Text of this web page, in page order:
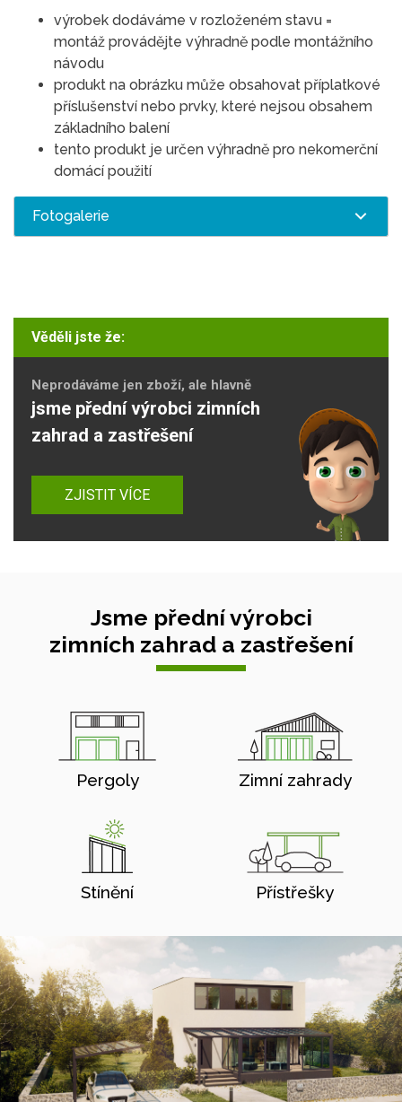
výrobek dodáváme v rozloženém stavu =
montáž provádějte výhradně podle montážního
návodu
produkt na obrázku může obsahovat příplatkové
příslušenství nebo prvky, které nejsou obsahem
základního balení
tento produkt je určen výhradně pro nekomerční
domácí použití
Fotogalerie
Věděli jste že:
Neprodáváme jen zboží, ale hlavně
jsme přední výrobci zimních
zahrad a zastřešení
ZJISTIT VÍCE
Jsme přední výrobci
zimních zahrad a zastřešení
Pergoly Zimní zahrady
Stínění Přístřešky